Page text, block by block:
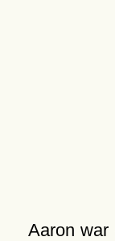
Aaron war